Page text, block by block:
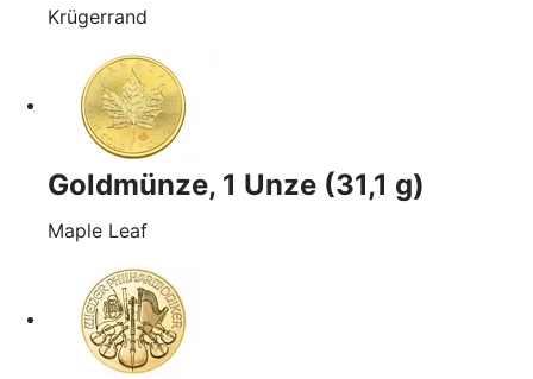
Krügerrand
Goldmünze, 1 Unze (31,1 g)
Maple Leaf